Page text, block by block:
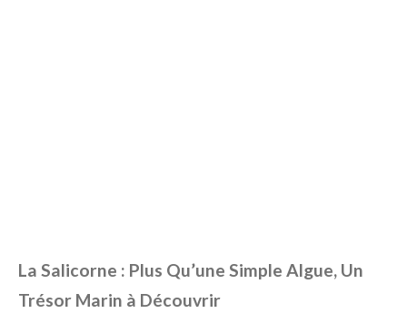
La Salicorne : Plus Qu’une Simple Algue, Un
Trésor Marin à Découvrir